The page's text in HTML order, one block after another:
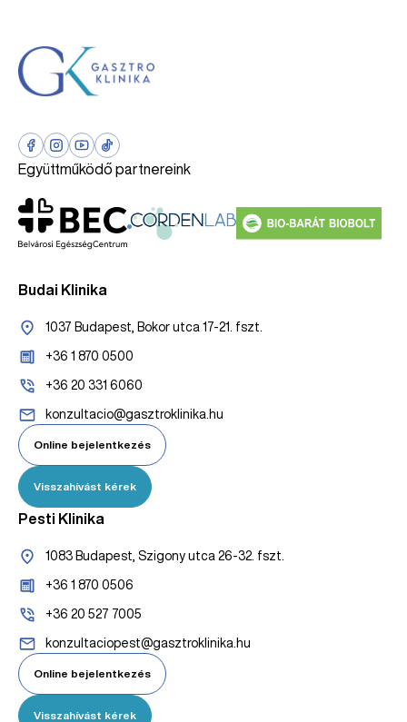
Együttműködő partnereink
Budai Klinika
1037 Budapest, Bokor utca 17-21. fszt.
+36 1 870 0500
+36 20 331 6060
konzultacio@gasztroklinika.hu
Online bejelentkezés
Visszahívást kérek
Pesti Klinika
1083 Budapest, Szigony utca 26-32. fszt.
+36 1 870 0506
+36 20 527 7005
konzultaciopest@gasztroklinika.hu
Online bejelentkezés
Visszahívást kérek